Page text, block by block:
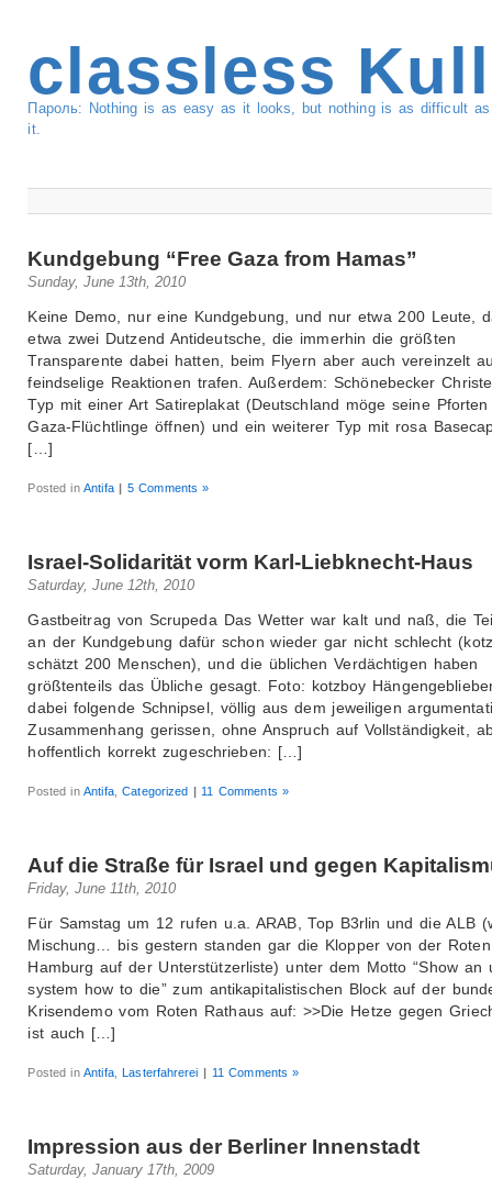
classless
Пароль: Nothing is as easy as it looks, but nothing is as difficult
it.
Kundgebung “Free Gaza from Hamas”
Sunday, June 13th, 2010
Keine Demo, nur eine Kundgebung, und nur etwa 200 Leute,
etwa zwei Dutzend Antideutsche, die immerhin die größten
Transparente dabei hatten, beim Flyern aber auch vereinzelt
feindselige Reaktionen trafen. Außerdem: Schönebecker
Typ mit einer Art Satireplakat (Deutschland möge seine
Gaza-Flüchtlinge öffnen) und ein weiterer Typ mit rosa
[…]
Posted inAntifa | 5 Comments »
Israel-Solidarität vorm Karl-Liebknecht-Haus
Saturday, June 12th, 2010
Gastbeitrag von Scrupeda Das Wetter war kalt und naß, die
an der Kundgebung dafür schon wieder gar nicht schlecht
schätzt 200 Menschen), und die üblichen Verdächtigen haben
größtenteils das Übliche gesagt. Foto: kotzboy
dabei folgende Schnipsel, völlig aus dem jeweiligen
Zusammenhang gerissen, ohne Anspruch auf Vollständigkeit,
hoffentlich korrekt zugeschrieben: […]
Posted inAntifa,Categorized | 11 Comments »
Auf die Straße für Israel und gegen
Friday, June 11th, 2010
Für Samstag um 12 rufen u.a. ARAB, Top B3rlin und die ALB
Mischung… bis gestern standen gar die Klopper von der
Hamburg auf der Unterstützerliste) unter dem Motto “Show an
system how to die” zum an­ti­ka­pi­ta­lis­ti­schen Block auf der
Kri­sen­de­mo vom Roten Rat­haus auf: >>Die Hetze gegen
ist auch […]
Posted inAntifa,Lasterfahrerei | 11 Comments »
Impression aus der Berliner Innenstadt
Saturday, January 17th, 2009